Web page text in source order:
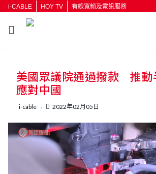
i-CABLE HOY TV 有線寬頻及電訊服務
美國眾議院通過撥款 推動
應對中國
i-cable 2022年02月05日